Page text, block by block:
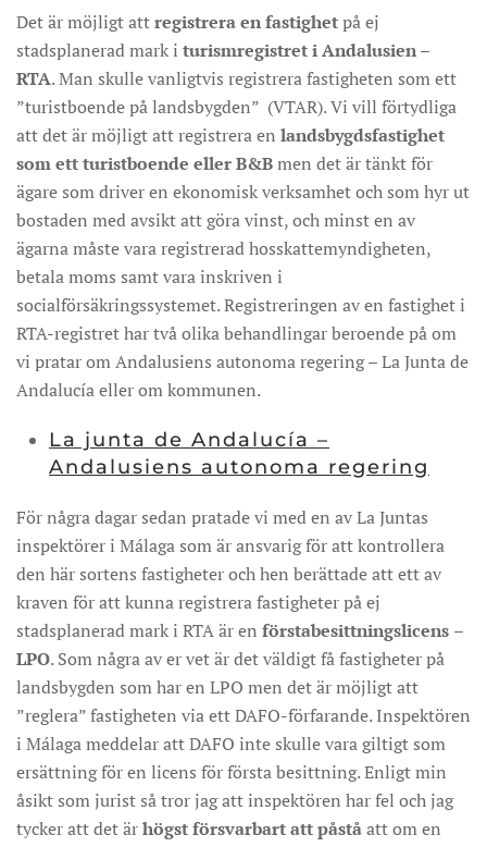
Det är möjligt attregistrera en fastighetpå ej
stadsplanerad mark i turismregistret i Andalusien –
RTA. Man skulle vanligtvis registrera fastigheten som ett
”turistboende på landsbygden” (VTAR). Vi vill förtydliga
att det är möjligt att registrera en landsbygdsfastighet
som ett turistboende eller B&Bmen det är tänkt för
ägare som driver en ekonomisk verksamhet och som hyr ut
bostaden med avsikt att göra vinst, och minst en av
ägarna måste vara registrerad hosskattemyndigheten,
betala moms samt vara inskriven i
socialförsäkringssystemet. Registreringen av en fastighet i
RTA-registret har två olika behandlingar beroende på om
vi pratar om Andalusiens autonoma regering – La Junta de
Andalucía eller om kommunen.
La junta de Andalucía –
Andalusiens autonoma regering
För några dagar sedan pratade vi med en av La Juntas
inspektörer i Málaga som är ansvarig för att kontrollera
den här sortens fastigheter och hen berättade att ett av
kraven för att kunna registrera fastigheter på ej
stadsplanerad mark i RTA är en förstabesittningslicens –
LPO. Som några av er vet är det väldigt få fastigheter på
landsbygden som har en LPO men det är möjligt att
”reglera” fastigheten via ett DAFO-förfarande. Inspektören
i Málaga meddelar att DAFO inte skulle vara giltigt som
ersättning för en licens för första besittning. Enligt min
åsikt som jurist så tror jag att inspektören har fel och jag
tycker att det ärhögst försvarbart att påståatt om en